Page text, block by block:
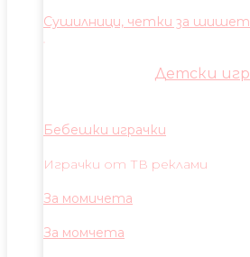
Сушилници, четки за
Детски
Бебешки играчки
Играчки от ТВ реклами
За момичета
За момчета